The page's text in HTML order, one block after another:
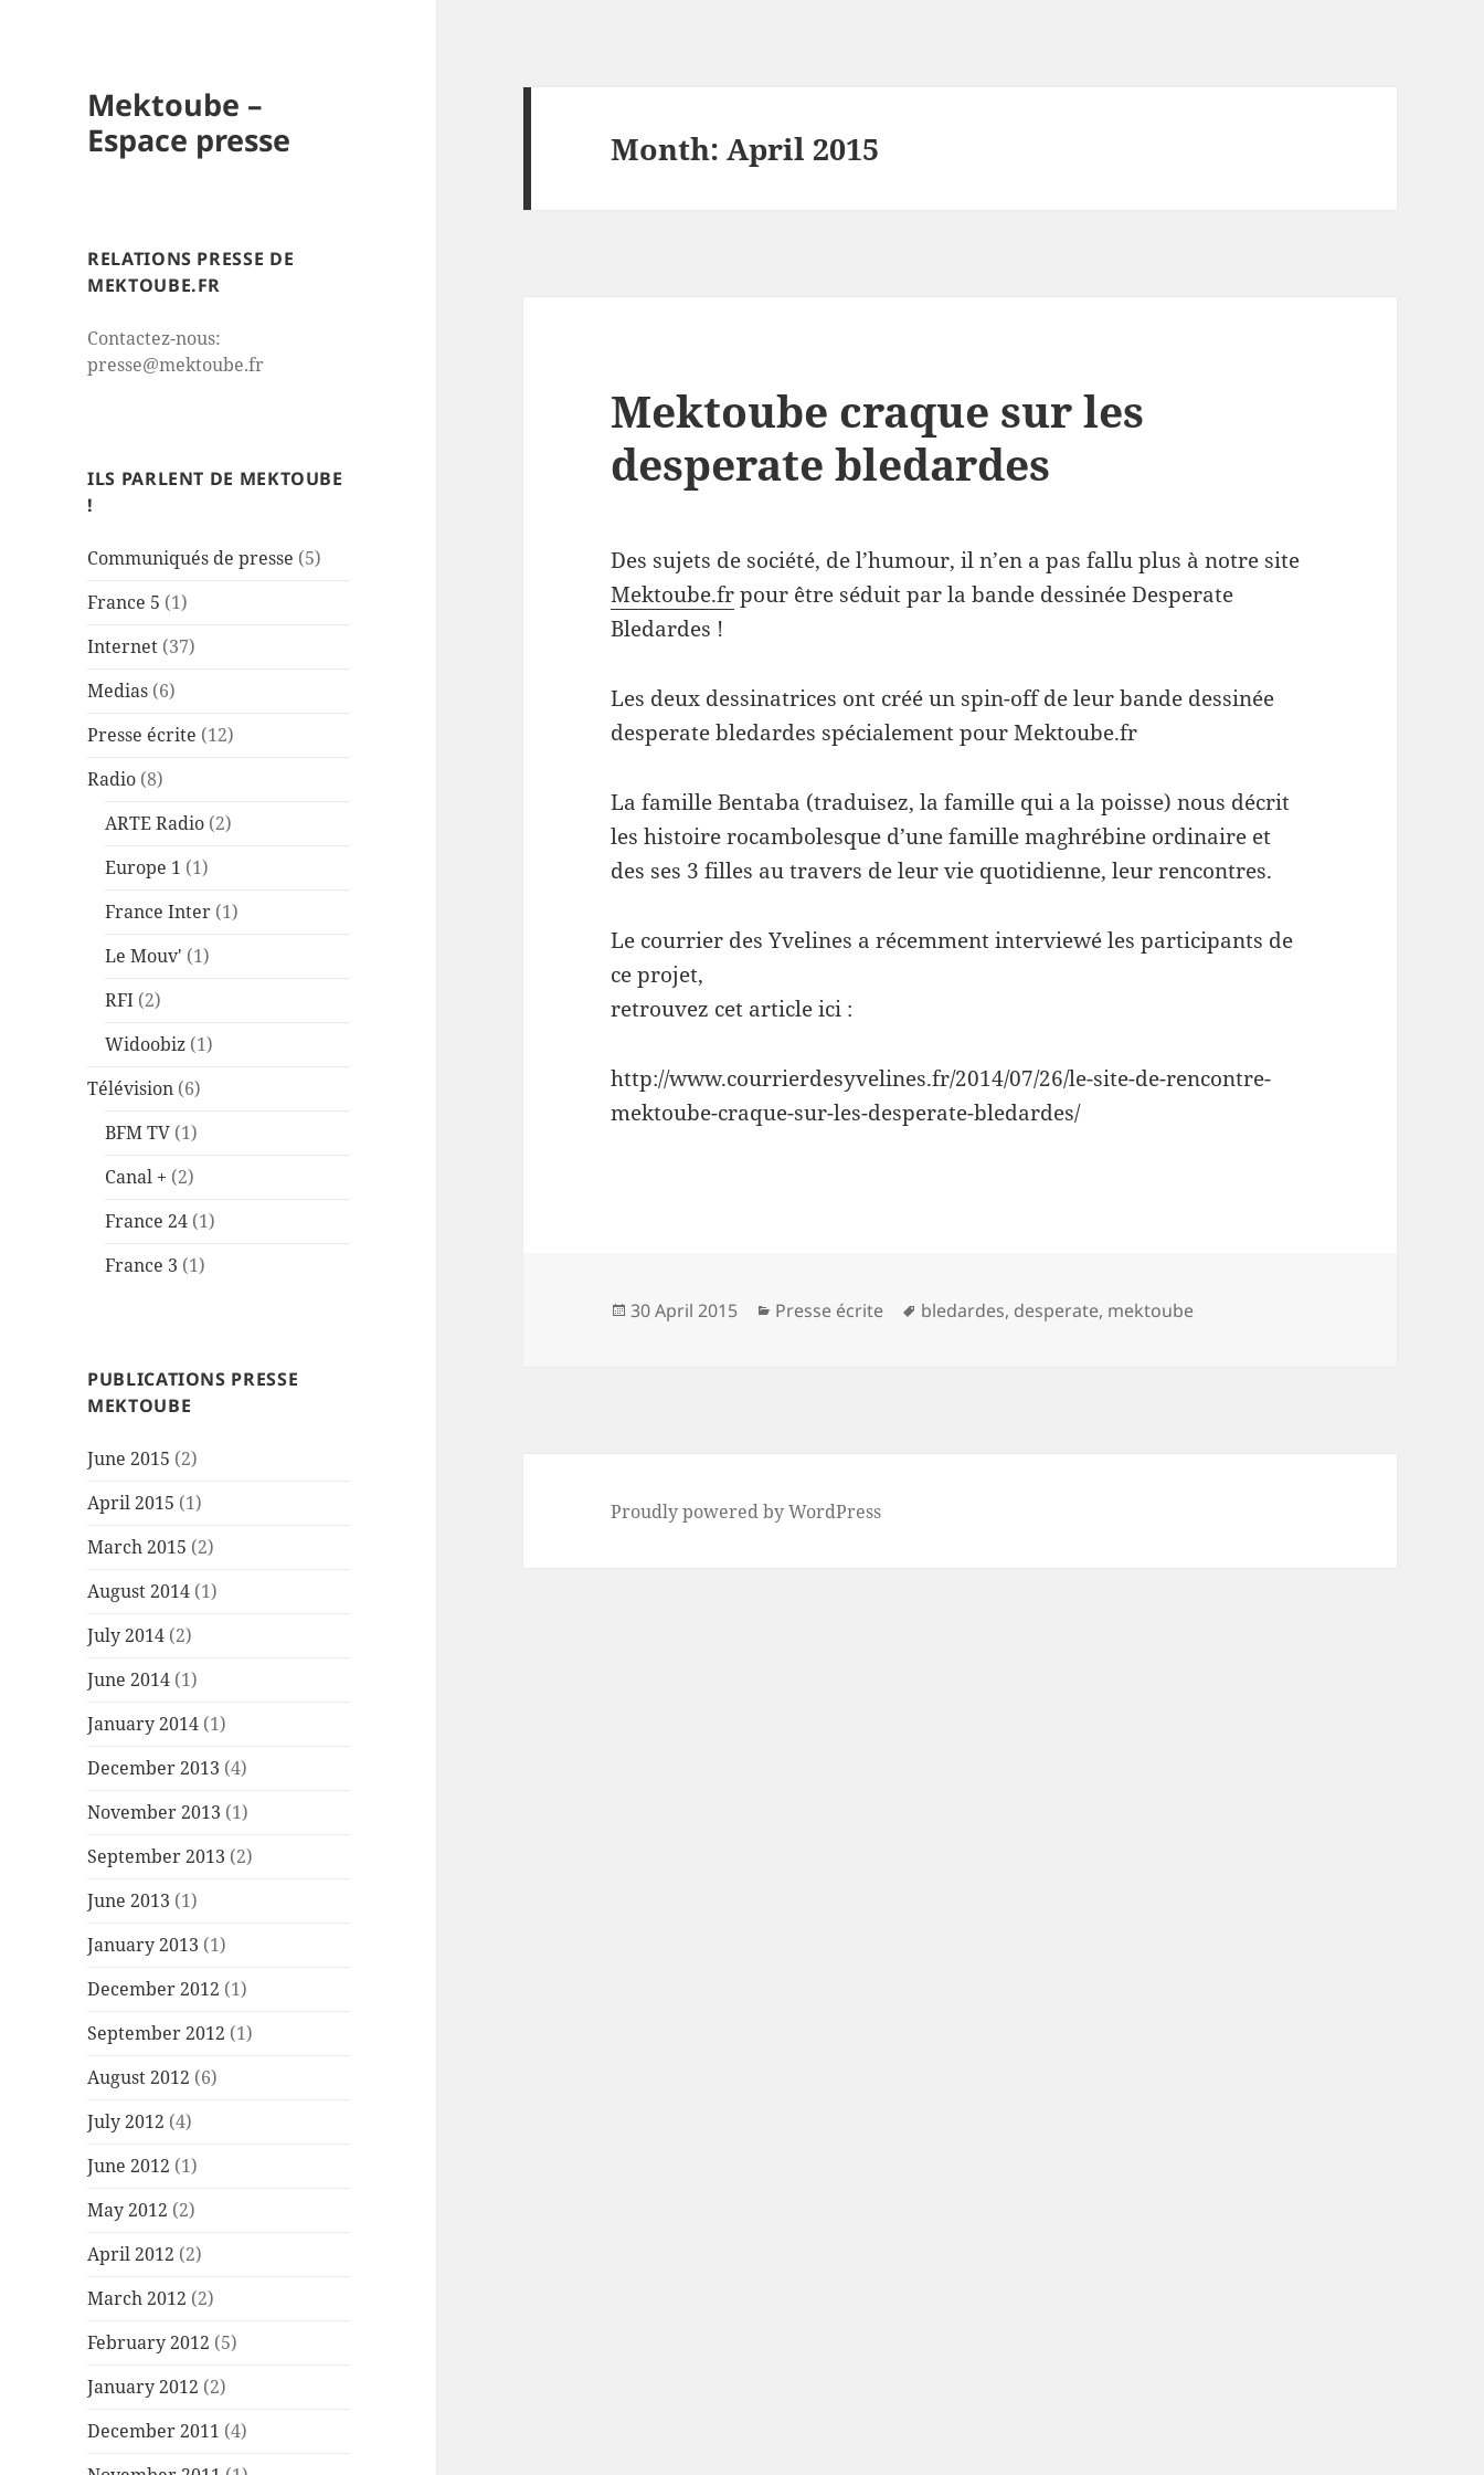
Mektoube –
Espace presse
RELATIONS PRESSE DE
MEKTOUBE.FR
Contactez-nous:
presse@mektoube.fr
ILS PARLENT DE MEKTOUBE
!
Communiqués de presse (5)
France 5 (1)
Internet (37)
Medias (6)
Presse écrite (12)
Radio (8)
ARTE Radio (2)
Europe 1 (1)
France Inter (1)
Le Mouv' (1)
RFI (2)
Widoobiz (1)
Télévision (6)
BFM TV (1)
Canal + (2)
France 24 (1)
France 3 (1)
PUBLICATIONS PRESSE
MEKTOUBE
June 2015 (2)
April 2015 (1)
March 2015 (2)
August 2014 (1)
July 2014 (2)
June 2014 (1)
January 2014 (1)
December 2013 (4)
November 2013 (1)
September 2013 (2)
June 2013 (1)
January 2013 (1)
December 2012 (1)
September 2012 (1)
August 2012 (6)
July 2012 (4)
June 2012 (1)
May 2012 (2)
April 2012 (2)
March 2012 (2)
February 2012 (5)
January 2012 (2)
December 2011 (4)
Month:April 2015
Mektoube craque sur les
desperate bledardes
Des sujets de société, de l’humour, il n’en a pas fallu plus à notre site
Mektoube.frpour être séduit par la bande dessinée Desperate
Bledardes !
Les deux dessinatrices ont créé un spin-off de leur bande dessinée
desperate bledardes spécialement pour Mektoube.fr
La famille Bentaba (traduisez, la famille qui a la poisse) nous décrit
les histoire rocambolesque d’une famille maghrébine ordinaire et
des ses 3 filles au travers de leur vie quotidienne, leur rencontres.
Le courrier des Yvelines a récemment interviewé les participants de
ce projet,
retrouvez cet article ici :
http://www.courrierdesyvelines.fr/2014/07/26/le-site-de-rencontre-
mektoube-craque-sur-les-desperate-bledardes/
Posted
30 April 2015 Categories
Presse écrite Tags
bledardes, desperate, mektoube
Proudly powered by WordPress